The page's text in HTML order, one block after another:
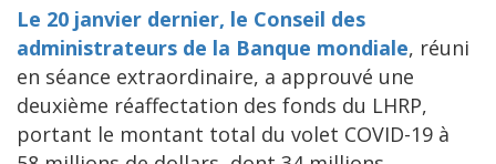
Le 20 janvier dernier, le Conseil des
administrateurs de la Banque mondiale, réuni
en séance extraordinaire, a approuvé une
deuxième réaffectation des fonds du LHRP,
portant le montant total du volet COVID-19 à